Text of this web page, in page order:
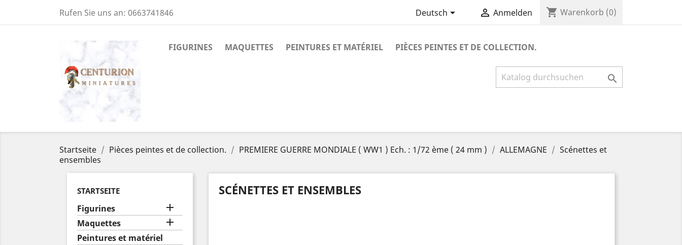
Rufen Sie uns an: 0663741846 Deutsch  Anmelden shopping_cart Warenkorb (0)
FIGURINES MAQUETTES PEINTURES ET MATÉRIEL PIÈCES PEINTES ET DE COLLECTION.

Startseite Pièces peintes et de collection. PREMIERE GUERRE MONDIALE ( WW1 ) Ech. : 1/72 ème ( 24 mm ) ALLEMAGNE
Scénettes et
ensembles
STARTSEITE
Figurines 
Maquettes 
Peintures et matériel
SCÉNETTES ET ENSEMBLES